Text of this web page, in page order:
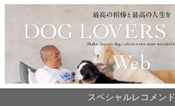
スペシャルレコメンド